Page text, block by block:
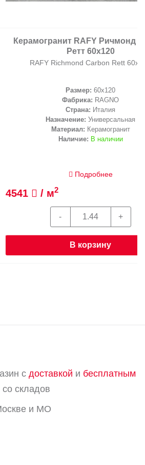
RAFY Ричмонд Карбон
Carbon Rett 60x120
RAGNO
Универсальная
Керамогранит
В наличии
сдоставкойибесплатным
и МО